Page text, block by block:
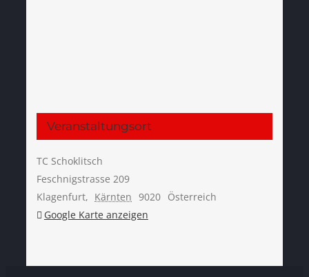
Veranstaltungsort
TC Schoklitsch
Feschnigstrasse 209
Klagenfurt, Kärnten 9020 Österreich
Google Karte anzeigen